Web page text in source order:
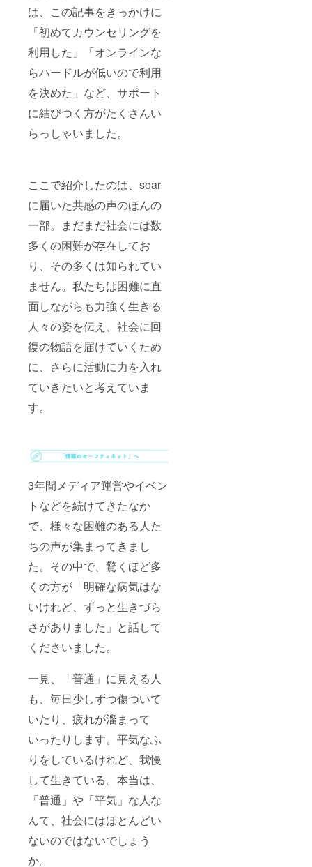
は、この記事をきっかけに
「初めてカウンセリングを
利用した」「オンラインな
らハードルが低いので利用
を決めた」など、サポート
に結びつく方がたくさんい
らっしゃいました。
ここで紹介したのは、soar
に届いた共感の声のほんの
一部。まだまだ社会には数
多くの困難が存在してお
り、その多くは知られてい
ません。私たちは困難に直
面しながらも力強く生きる
人々の姿を伝え、社会に回
復の物語を届けていくため
に、さらに活動に力を入れ
ていきたいと考えていま
す。
3年間メディア運営やイベン
トなどを続けてきたなか
で、様々な困難のある人た
ちの声が集まってきまし
た。その中で、驚くほど多
くの方が「明確な病気はな
いけれど、ずっと生きづら
さがありました」と話して
くださいました。
一見、「普通」に見える人
も、毎日少しずつ傷ついて
いたり、疲れが溜まって
いったりします。平気なふ
りをしているけれど、我慢
して生きている。本当は、
「普通」や「平気」な人な
んて、社会にはほとんどい
ないのではないでしょう
か。